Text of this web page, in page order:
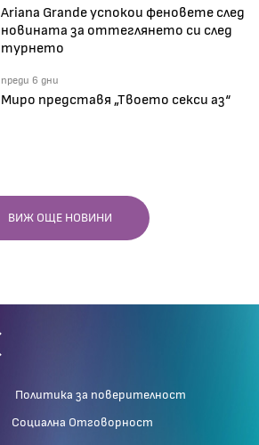
Ariana Grande успокои феновете след
новината за оттеглянето си след
турнето
преди 6 дни
Миро представя „Твоето секси аз“
ВИЖ ОЩЕ НОВИНИ
Политика за поверителност
Социална Отговорност